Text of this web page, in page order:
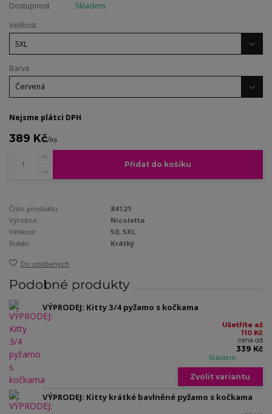
Dostupnost
Skladem
Velikost
Barva
Nejsme plátci DPH
389 Kč/ks
Přidat do košíku
Číslo produktu:
84121
Výrobce:
Nicoletta
Velikost:
50, 5XL
Rukáv:
Krátký
Do oblíbených
Podobné produkty
VÝPRODEJ: Kitty 3/4 pyžamo s kočkama
Ušetříte až
110 Kč
cena od
339 Kč
Skladem
Zvolit variantu
VÝPRODEJ: Kitty krátké bavlněné pyžamo s kočkama